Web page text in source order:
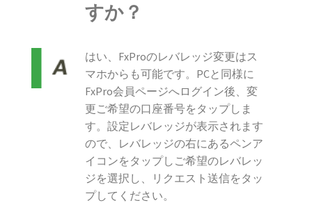
すか？
はい、FxProのレバレッジ変更はス
マホからも可能です。PCと同様に
FxPro会員ページへログイン後、変
更ご希望の口座番号をタップしま
す。設定レバレッジが表示されます
ので、レバレッジの右にあるペンア
イコンをタップしご希望のレバレッ
ジを選択し、リクエスト送信をタッ
プしてください。